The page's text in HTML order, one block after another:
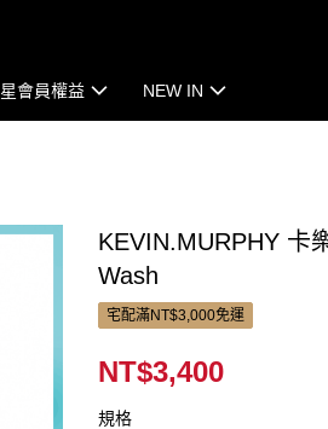
星會員權益 NEW IN
KEVIN.MURPHY 卡
Wash
宅配滿NT$3,000免運
NT$3,400
規格